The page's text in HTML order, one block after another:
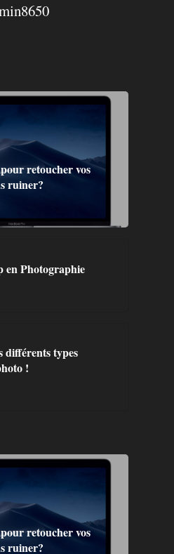
retoucher vos
ruiner?
en Photographie
différents types
!
retoucher vos
ruiner?